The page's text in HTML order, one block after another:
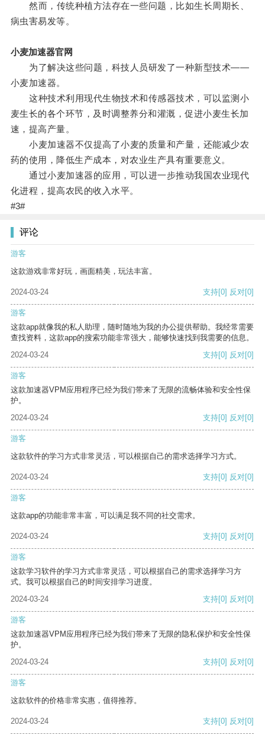
然而，传统种植方法存在一些问题，比如生长周期长、
病虫害易发等。
小麦加速器官网
为了解决这些问题，科技人员研发了一种新型技术——
小麦加速器。
这种技术利用现代生物技术和传感器技术，可以监测小
麦生长的各个环节，及时调整养分和灌溉，促进小麦生长加
速，提高产量。
小麦加速器不仅提高了小麦的质量和产量，还能减少农
药的使用，降低生产成本，对农业生产具有重要意义。
通过小麦加速器的应用，可以进一步推动我国农业现代
化进程，提高农民的收入水平。
#3#
评论
游客
这款游戏非常好玩，画面精美，玩法丰富。
2024-03-24 支持[0] 反对[0]
游客
这款app就像我的私人助理，随时随地为我的办公提供帮助。我经常需要
查找资料，这款app的搜索功能非常强大，能够快速找到我需要的信息。
2024-03-24
支持[0] 反对[0]
游客
这款加速器VPM应用程序已经为我们带来了无限的流畅体验和安全性保
护。
2024-03-24
支持[0] 反对[0]
游客
这款软件的学习方式非常灵活，可以根据自己的需求选择学习方式。
2024-03-24 支持[0] 反对[0]
游客
这款app的功能非常丰富，可以满足我不同的社交需求。
2024-03-24 支持[0] 反对[0]
游客
这款学习软件的学习方式非常灵活，可以根据自己的需求选择学习方
式。我可以根据自己的时间安排学习进度。
2024-03-24
支持[0] 反对[0]
游客
这款加速器VPM应用程序已经为我们带来了无限的隐私保护和安全性保
护。
2024-03-24
支持[0] 反对[0]
游客
这款软件的价格非常实惠，值得推荐。
2024-03-24 支持[0] 反对[0]